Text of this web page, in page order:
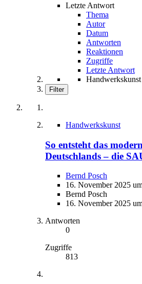
Letzte Antwort
Thema
Autor
Datum
Antworten
Reaktionen
Zugriffe
Letzte Antwort
Handwerkskunst
Filter
Handwerkskunst
So entsteht das
Deutschlands – die
Bernd Posch
16. November 2025
Bernd Posch
16. November 2025
Antworten
0
Zugriffe
813